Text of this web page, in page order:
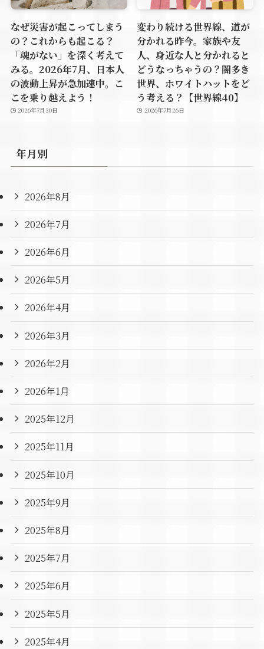
なぜ災害が起こってしまう
の？これからも起こる？
「魂がない」を深く考えて
みる。2026年7月、日本人
の波動上昇が急加速中。こ
こを乗り越えよう！
2026年7月30日
変わり続ける世界線、道が
分かれる昨今。家族や友
人、身近な人と分かれると
どうなっちゃうの？闇多き
世界、ホワイトハットをど
う考える？【世界線40】
2026年7月26日
年月別
2026年8月
2026年7月
2026年6月
2026年5月
2026年4月
2026年3月
2026年2月
2026年1月
2025年12月
2025年11月
2025年10月
2025年9月
2025年8月
2025年7月
2025年6月
2025年5月
2025年4月